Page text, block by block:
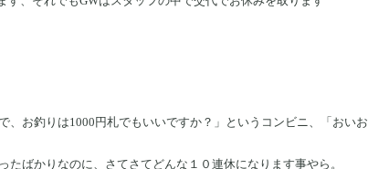
、お釣りは1000円札でもいいですか？」というコンビニ、「おいお
ばかりなのに、さてさてどんな１０連休になります事やら。